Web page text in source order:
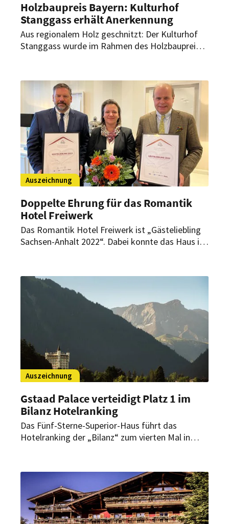
Holzbaupreis Bayern: Kulturhof
Stanggass erhält Anerkennung
Aus regionalem Holz geschnitzt: Der Kulturhof
Stanggass wurde im Rahmen des Holzbaupreis
Holz im Hotel verarbeitet?
Auszeichnung
Doppelte Ehrung für das Romantik
Hotel Freiwerk
Das Romantik Hotel Freiwerk ist „Gästeliebling
Sachsen-Anhalt 2022“. Dabei konnte das Haus in
Auszeichnung
Gstaad Palace verteidigt Platz 1 im
Bilanz Hotelranking
Das Fünf-Sterne-Superior-Haus führt das
Hotelranking der „Bilanz“ zum vierten Mal in
das neue Restaurant Gildo’s al Fresco.